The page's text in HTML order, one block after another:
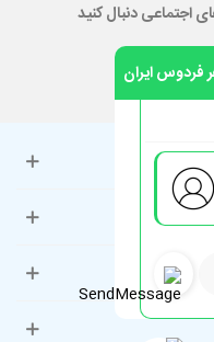
اجتماعی دنبال کنید
فردوس ایران